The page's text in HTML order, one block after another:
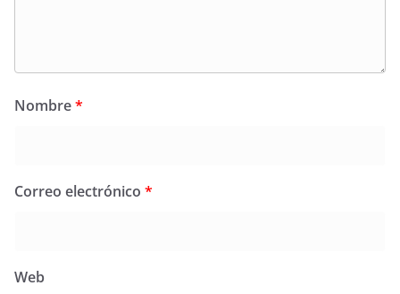
Nombre*
Correo electrónico *
Web